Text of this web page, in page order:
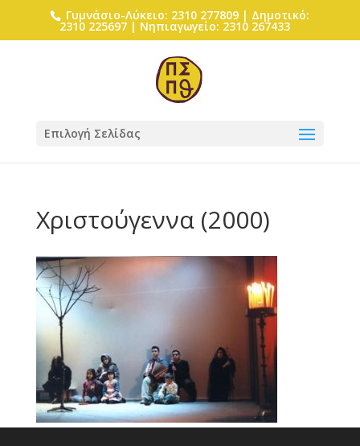
Γυμνάσιο-Λύκειο: 2310 277809 | Δημοτικό:
2310 225697 | Νηπιαγωγείο: 2310 267433
Επιλογή Σελίδας
Χριστούγεννα (2000)